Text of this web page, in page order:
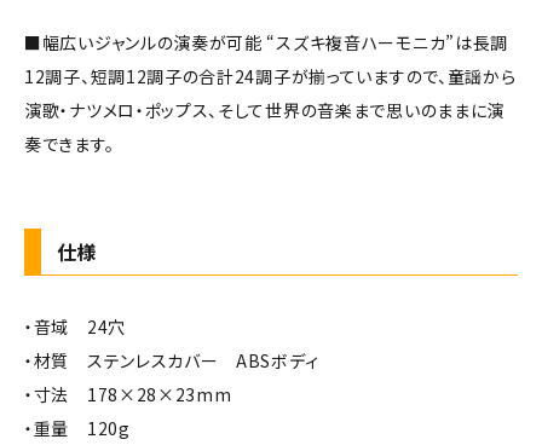
■幅広いジャンルの演奏が可能 “スズキ複音ハーモニカ”は長調
12調子、短調12調子の合計24調子が揃っていますので、童謡から
演歌・ナツメロ・ポップス、そして世界の音楽まで思いのままに演
奏できます。
仕様
・音域 24穴
・材質 ステンレスカバー ABSボディ
・寸法 178×28×23mm
・重量 120g